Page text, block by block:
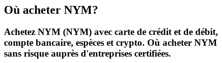
Où acheter NYM?
Achetez NYM (NYM) avec carte de crédit et de débit,
compte bancaire, espèces et crypto. Où acheter NYM
sans risque auprès d'entreprises certifiées.